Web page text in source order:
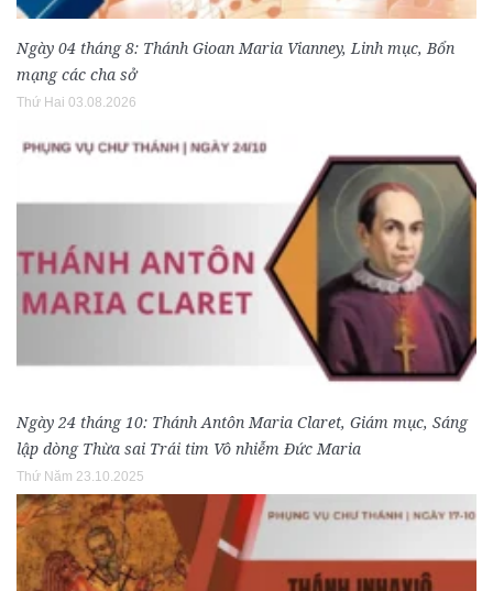
Ngày 04 tháng 8: Thánh Gioan Maria Vianney, Linh mục, Bổn
mạng các cha sở
Thứ Hai 03.08.2026
Ngày 24 tháng 10: Thánh Antôn Maria Claret, Giám mục, Sáng
lập dòng Thừa sai Trái tim Vô nhiễm Đức Maria
Thứ Năm 23.10.2025